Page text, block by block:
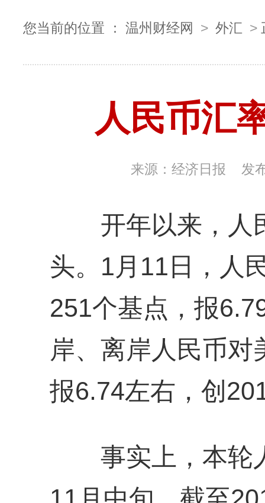
您当前的位置 ： 温州财经网 > 外汇 >
人民币汇
来源： 经济日报 发
开年以来，人
头。1月11日，人
251个基点，报
岸、离岸人民币
报6.74左右，创
事实上，本轮